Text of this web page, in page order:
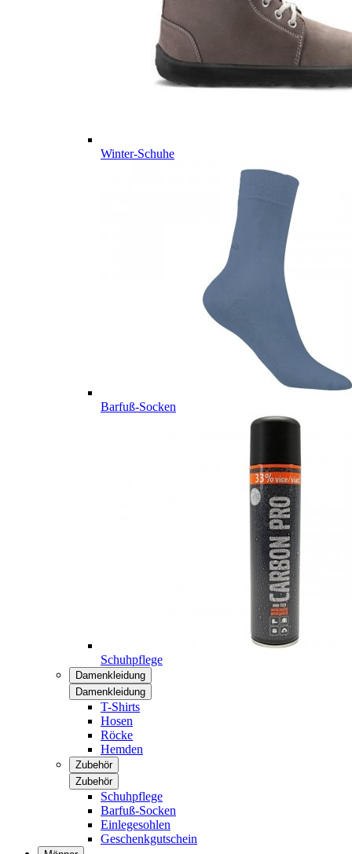
Winter-Schuhe
Barfuß-Socken
Schuhpflege
Damenkleidung
Damenkleidung
T-Shirts
Hosen
Röcke
Hemden
Zubehör
Zubehör
Schuhpflege
Barfuß-Socken
Einlegesohlen
Geschenkgutschein